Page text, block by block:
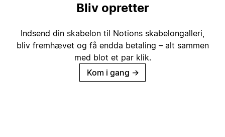
Bliv opretter
Indsend din skabelon til Notions skabelongalleri,
bliv fremhævet og få endda betaling – alt sammen
med blot et par klik.
Kom i gang →